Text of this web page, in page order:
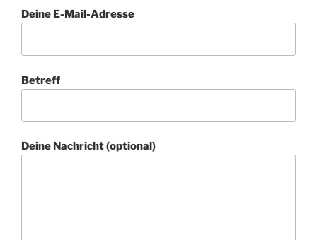
Deine E-Mail-Adresse
Betreff
Deine Nachricht (optional)